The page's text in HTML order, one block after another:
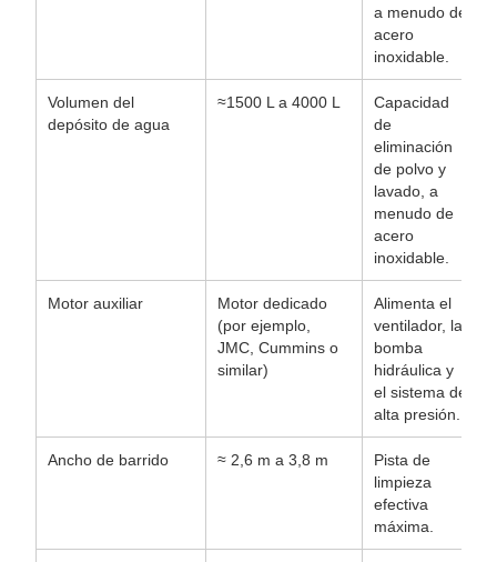
a menudo de
acero
inoxidable.
Volumen del
depósito de agua
≈1500 L a 4000 L
Capacidad
de
eliminación
de polvo y
lavado, a
menudo de
acero
inoxidable.
Motor auxiliar
Motor dedicado
(por ejemplo,
JMC, Cummins o
similar)
Alimenta el
ventilador, la
bomba
hidráulica y
el sistema de
alta presión.
Ancho de barrido ≈ 2,6 m a 3,8 m
Pista de
limpieza
efectiva
máxima.